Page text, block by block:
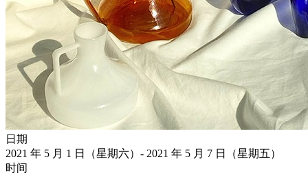
日期
2021 年 5 月 1 日（星期六）- 2021 年 5 月 7 日（星期五）
时间